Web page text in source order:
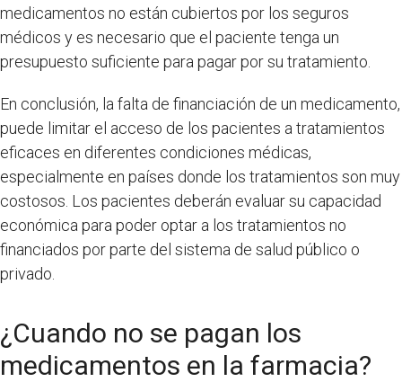
medicamentos no están cubiertos por los seguros
médicos y es necesario que el paciente tenga un
presupuesto suficiente para pagar por su tratamiento.
En conclusión, la falta de financiación de un medicamento,
puede limitar el acceso de los pacientes a tratamientos
eficaces en diferentes condiciones médicas,
especialmente en países donde los tratamientos son muy
costosos. Los pacientes deberán evaluar su capacidad
económica para poder optar a los tratamientos no
financiados por parte del sistema de salud público o
privado.
¿Cuando no se pagan los
medicamentos en la farmacia?